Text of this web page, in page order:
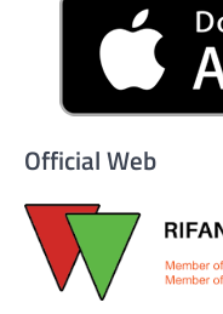
Official Web